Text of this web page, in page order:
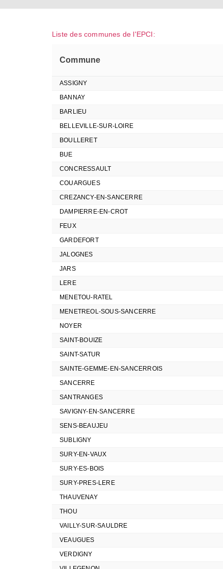
Liste des communes de l'EPCI:
Commune
ASSIGNY
BANNAY
BARLIEU
BELLEVILLE-SUR-LOIRE
BOULLERET
BUE
CONCRESSAULT
COUARGUES
CREZANCY-EN-SANCERRE
DAMPIERRE-EN-CROT
FEUX
GARDEFORT
JALOGNES
JARS
LERE
MENETOU-RATEL
MENETREOL-SOUS-SANCERRE
NOYER
SAINT-BOUIZE
SAINT-SATUR
SAINTE-GEMME-EN-SANCERROIS
SANCERRE
SANTRANGES
SAVIGNY-EN-SANCERRE
SENS-BEAUJEU
SUBLIGNY
SURY-EN-VAUX
SURY-ES-BOIS
SURY-PRES-LERE
THAUVENAY
THOU
VAILLY-SUR-SAULDRE
VEAUGUES
VERDIGNY